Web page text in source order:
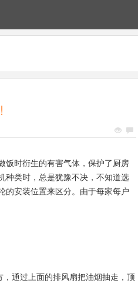
饭时衍生的有害气体，保护了厨房
种类时，总是犹豫不决，不知道选
的安装位置来区分。由于每家每户
通过上面的排风扇把油烟抽走，顶